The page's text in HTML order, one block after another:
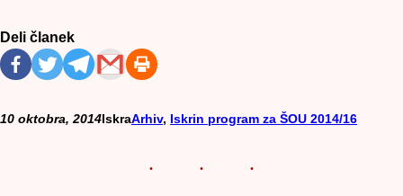
Deli članek
10 oktobra, 2014IskraArhiv, Iskrin program za ŠOU 2014/16